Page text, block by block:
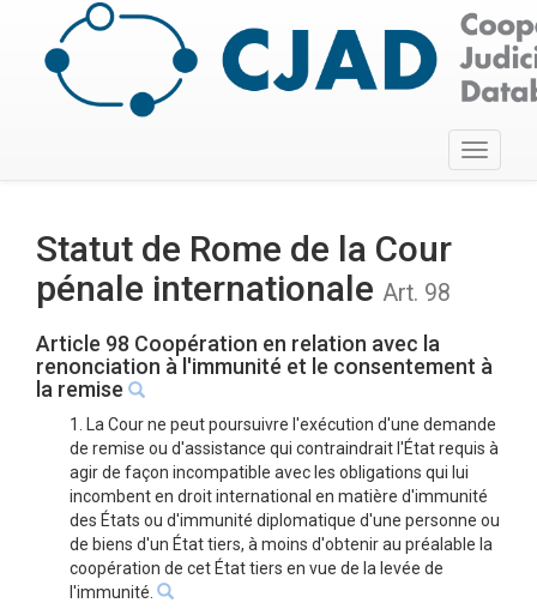
Toggle
Statut de Rome de la Cour
pénale internationale Art. 98
Article 98 Coopération en relation avec la
renonciation à l'immunité et le consentement à
la remise
1. La Cour ne peut poursuivre l'exécution d'une demande
de remise ou d'assistance qui contraindrait l'État requis à
agir de façon incompatible avec les obligations qui lui
incombent en droit international en matière d'immunité
des États ou d'immunité diplomatique d'une personne ou
de biens d'un État tiers, à moins d'obtenir au préalable la
coopération de cet État tiers en vue de la levée de
l'immunité.